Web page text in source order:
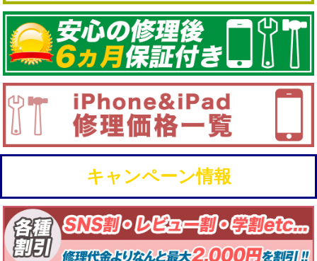
キャンペーン情報